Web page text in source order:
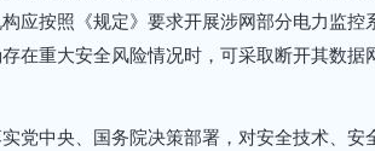
应按照《规定》要求开展涉网部分电力监控
在重大安全风险情况时，可采取断开其数据
党中央、国务院决策部署，对安全技术、安